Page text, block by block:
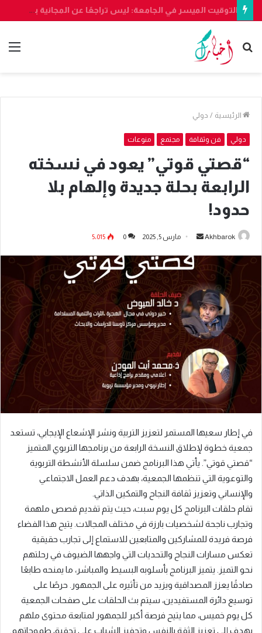
بحث
عن
الرئيسية / دولي
دولي فن وثقافة مجتمع منوعات
“قصتي قوتي” يعود في نسخته
الرابعة بحلة جديدة وإلهام بلا
حدود!
Akhbarok
أرسل
إلكترونيا
مارس 5, 2025 0 5٬015
في إطار سعيها المستمر لتعزيز التربية ونشر الإشعاع الإيجابي، تستعد
جمعية خطوة لإطلاق النسخة الرابعة من برنامجها التربوي المتميز
“قصتي قوتي”. يأتي هذا البرنامج ضمن سلسلة الأنشطة التربوية
والتوعوية التي تنظمها الجمعية، بهدف دعم العمل الاجتماعي
والإنساني وتعزيز ثقافة النجاح والتمكين الذاتي.
تقام حلقات البرنامج كل يوم سبت، حيث يتم تقديم قصص ملهمة
وتجارب ناجحة لشخصيات بارزة في مختلف المجالات. يتيح هذا الفضاء
فرصة فريدة للمشاركين والمتابعين للاستماع إلى تجارب حقيقية
تعكس مسارات النجاح والتحديات التي واجهها الضيوف في رحلتهم
نحو التميز. يتميز البرنامج بأسلوبه البسيط والمباشر، ما يمنحه طابعًا
صادقًا يعزز المصداقية ويزيد من تأثيره على الجمهور. حرصًا على
توسيع دائرة المستفيدين، سيتم بث الحلقات على صفحات الجمعية
كل يوم خميس، مما يتيح فرصة أكبر للجمهور لمتابعة محتوى ملهم
يهدف إلى تعزيز الثقة بالنفس وتحفيز الشباب على تحقيق طموحاتهم.